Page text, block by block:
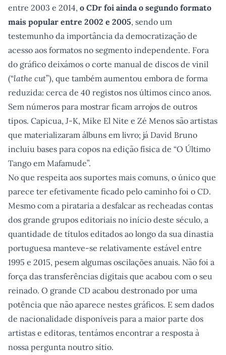
entre 2003 e 2014, o CDr foi ainda o segundo formato
mais popular entre 2002 e 2005, sendo um
testemunho da importância da democratização de
acesso aos formatos no segmento independente. Fora
do gráfico deixámos o corte manual de discos de vinil
(“lathe cut”), que também aumentou embora de forma
reduzida: cerca de 40 registos nos últimos cinco anos.
Sem números para mostrar ficam arrojos de outros
tipos. Capicua, J-K, Mike El Nite e Zé Menos são artistas
que materializaram álbuns em livro; já David Bruno
incluiu bases para copos na edição física de “O Último
Tango em Mafamude”.
No que respeita aos suportes mais comuns, o único que
parece ter efetivamente ficado pelo caminho foi o CD.
Mesmo com a pirataria a desfalcar as recheadas contas
dos grande grupos editoriais no início deste século, a
quantidade de títulos editados ao longo da sua dinastia
portuguesa manteve-se relativamente estável entre
1995 e 2015, pesem algumas oscilações anuais. Não foi a
força das transferências digitais que acabou com o seu
reinado. O grande CD acabou destronado por uma
potência que não aparece nestes gráficos. E sem dados
de nacionalidade disponíveis para a maior parte dos
artistas e editoras, tentámos encontrar a resposta à
nossa pergunta noutro sítio.